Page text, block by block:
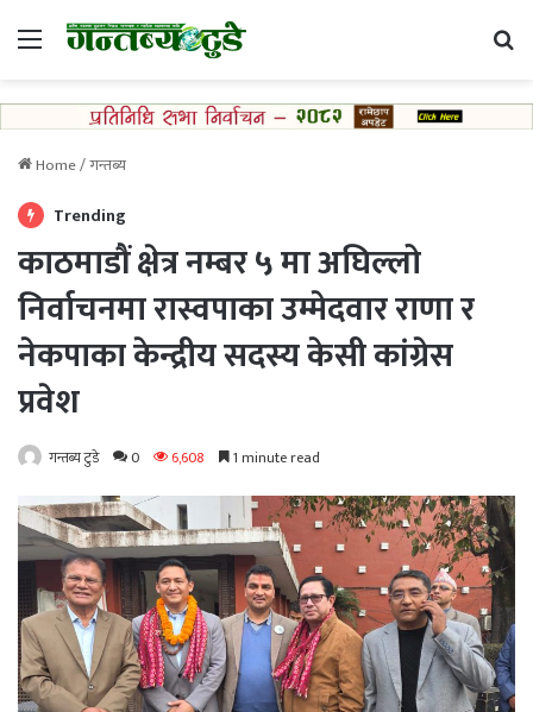
Menu
Home/गन्तब्य
Trending
काठमाडौं क्षेत्र नम्बर ५ मा अघिल्लो
निर्वाचनमा रास्वपाका उम्मेदवार राणा र
नेकपाका केन्द्रीय सदस्य केसी कांग्रेस
प्रवेश
गन्तब्य टुडे 0 6,608 1 minute read